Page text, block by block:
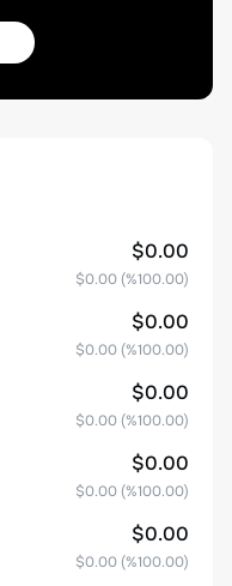
$0.00
$0.00 (%100.00)
$0.00
$0.00 (%100.00)
$0.00
$0.00 (%100.00)
$0.00
$0.00 (%100.00)
$0.00
$0.00 (%100.00)